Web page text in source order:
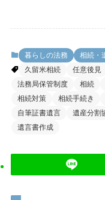
暮らしの法務
相続・
久留米相続
任意後見
法務局保管制度
相続
相続対策
相続手続き
自筆証書遺言
遺産分割
遺言書作成